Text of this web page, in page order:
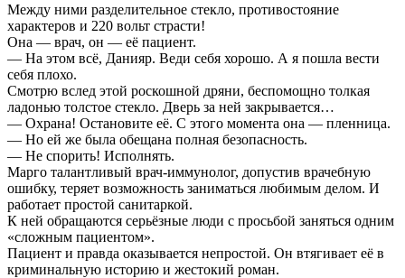
Между ними разделительное стекло, противостояние
характеров и 220 вольт страсти!
Она — врач, он — её пациент.
— На этом всё, Данияр. Веди себя хорошо. А я пошла вести
себя плохо.
Смотрю вслед этой роскошной дряни, беспомощно толкая
ладонью толстое стекло. Дверь за ней закрывается…
— Охрана! Остановите её. С этого момента она — пленница.
— Но ей же была обещана полная безопасность.
— Не спорить! Исполнять.
Марго талантливый врач-иммунолог, допустив врачебную
ошибку, теряет возможность заниматься любимым делом. И
работает простой санитаркой.
К ней обращаются серьёзные люди с просьбой заняться одним
«сложным пациентом».
Пациент и правда оказывается непростой. Он втягивает её в
криминальную историю и жестокий роман.